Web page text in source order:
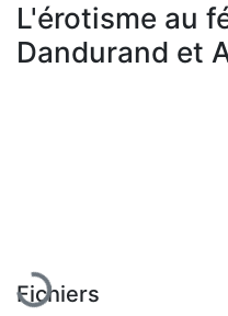
À propos
L'érotisme au
Dandurand et
Fichiers